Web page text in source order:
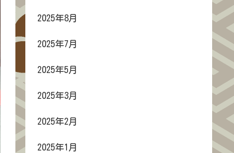
2025年8月
2025年7月
2025年5月
2025年3月
2025年2月
2025年1月